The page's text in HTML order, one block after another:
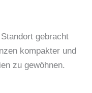
gebracht
kompakter und
zu gewöhnen.